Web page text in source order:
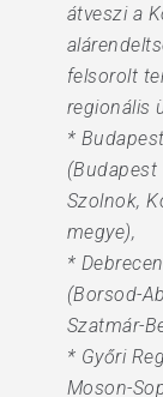
átveszi a
felsorolt
regionális
*
(Budapest
Szolnok,
megye),
*
(Borsod-
Szatmár-
* Győri
Moson-